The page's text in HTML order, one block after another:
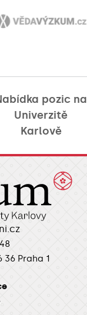
pozic na
Univerzitě
Karlově
36 Praha 1